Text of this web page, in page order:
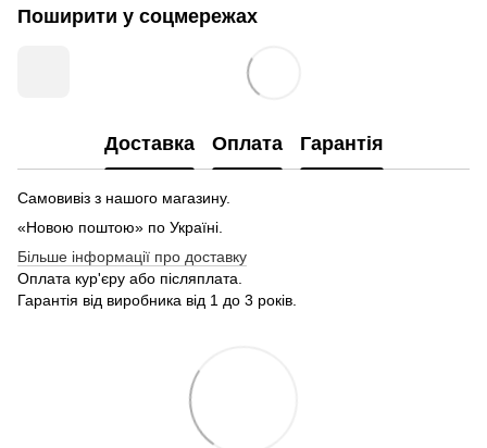
Поширити у соцмережах
Доставка Оплата Гарантія
Самовивіз з нашого магазину.
«Новою поштою» по Україні.
Більше інформації про доставку
Оплата кур'єру або післяплата.
Гарантія від виробника від 1 до 3 років.